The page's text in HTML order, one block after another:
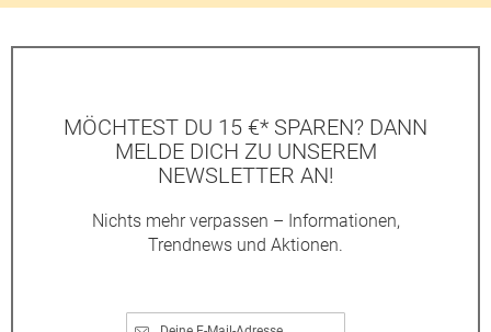
MÖCHTEST DU 15 €* SPAREN? DANN
MELDE DICH ZU UNSEREM
NEWSLETTER AN!
Nichts mehr verpassen – Informationen,
Trendnews und Aktionen.